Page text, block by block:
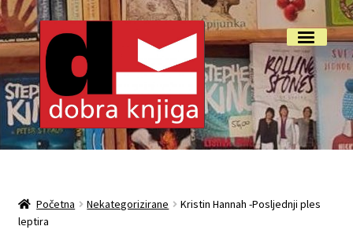
Preskoči
na
navigaciju
Skoči
do
sadržaja
Izbornik
Početna
My account
Početna Nekategorizirane
Kristin Hannah -Posljednji ples
leptira